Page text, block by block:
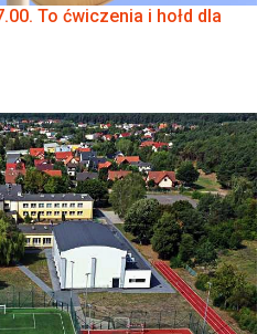
To ćwiczenia i hołd dla